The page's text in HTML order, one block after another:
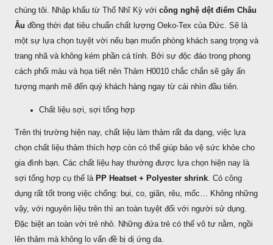
chúng tôi. Nhập khẩu từ Thổ Nhĩ Kỳ với công nghệ dệt điểm Châu
Âu đồng thời đạt tiêu chuẩn chất lượng Oeko-Tex của Đức. Sẽ là
một sự lựa chọn tuyệt vời nếu bạn muốn phòng khách sang trọng và
trang nhã và không kém phần cá tính. Bởi sự độc đáo trong phong
cách phối màu và họa tiết nên Thảm H0010 chắc chắn sẽ gây ấn
tượng mạnh mẽ đến quý khách hàng ngay từ cái nhìn đầu tiên.
Chất liệu sợi, sợi tổng hợp
Trên thị trường hiện nay, chất liệu làm thảm rất đa dạng, việc lựa
chọn chất liệu thảm thích hợp còn có thể giúp bảo vệ sức khỏe cho
gia đình bạn. Các chất liệu hay thường được lựa chọn hiện nay là
sợi tổng hợp cụ thể là PP Heatset + Polyester shrink. Có công
dụng rất tốt trong việc chống: bụi, co, giãn, rêu, mốc… Không những
vậy, với nguyên liệu trên thì an toàn tuyệt đối với người sử dụng.
Đặc biệt an toàn với trẻ nhỏ. Những đứa trẻ có thể vô tư nằm, ngồi
lên thảm mà không lo vấn đề bị dị ứng da.